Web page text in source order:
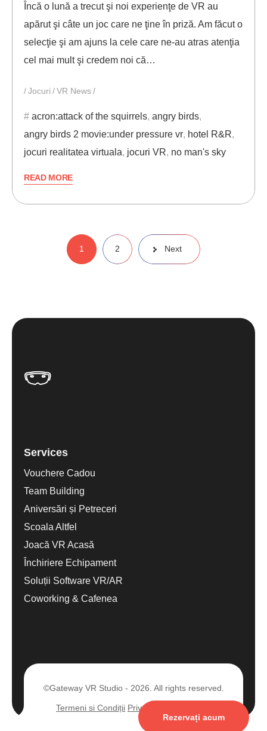
Încă o lună a trecut şi noi experienţe de VR au
apărut şi câte un joc care ne ţine în priză. Am făcut o
selecţie şi am ajuns la cele care ne-au atras atenţia
cel mai mult şi credem noi că…
Jocuri VR News
acron:attack of the squirrels, angry birds,
angry birds 2 movie:under pressure vr, hotel R&R,
jocuri realitatea virtuala, jocuri VR, no man's sky
READ MORE
Paginație
1 2 Next
Services
Vouchere Cadou
Team Building
Aniversări și Petreceri
Scoala Altfel
Joacă VR Acasă
Închiriere Echipament
Soluții Software VR/AR
Coworking & Cafenea
©Gateway VR Studio - 2026. All rights reserved.
Termeni si Condiții Privacy
Rezervați acum